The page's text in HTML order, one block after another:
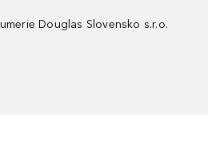
Douglas Slovensko s.r.o.